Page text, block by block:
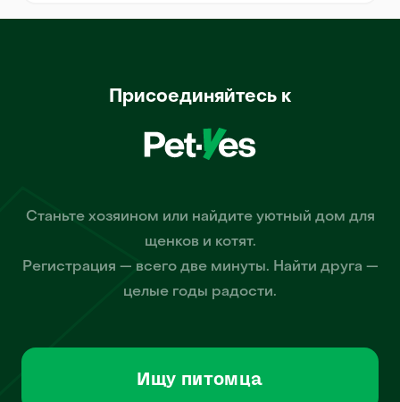
Присоединяйтесь к
Станьте хозяином или найдите уютный дом для
щенков и котят.
Регистрация — всего две минуты. Найти друга —
целые годы радости.
Ищу питомца